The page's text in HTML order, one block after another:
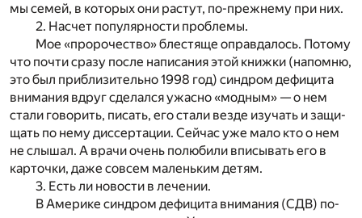
мы се­мей, в ко­то­рых они рас­тут, по-преж­не­му при них.
2. На­счет по­пу­ляр­но­сти про­бле­мы.
Мое «про­ро­че­ство» бле­стя­ще оправ­да­лось. По­то­му
что по­чти сра­зу по­сле на­пи­са­ния этой книж­ки (на­по­мню,
это был при­бли­зи­тель­но 1998 год) син­дром де­фи­ци­та
вни­ма­ния вдруг сде­лал­ся ужас­но «мод­ным» — о нем
ста­ли го­во­рить, пи­сать, его ста­ли вез­де изу­чать и за­щи­
щать по нему дис­сер­та­ции. Сей­час уже мало кто о нем
не слы­шал. А вра­чи очень по­лю­би­ли впи­сы­вать его в
кар­точ­ки, даже со­всем ма­лень­ким де­тям.
3. Есть ли но­во­сти в ле­че­нии.
В Аме­ри­ке син­дром де­фи­ци­та вни­ма­ния (СДВ) по-